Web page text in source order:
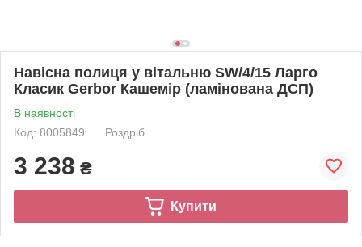
Навісна полиця у вітальню SW/4/15 Ларго
Класик Gerbor Кашемір (ламінована ДСП)
В наявності
Код: 8005849
Роздріб
3 238 ₴
Купити